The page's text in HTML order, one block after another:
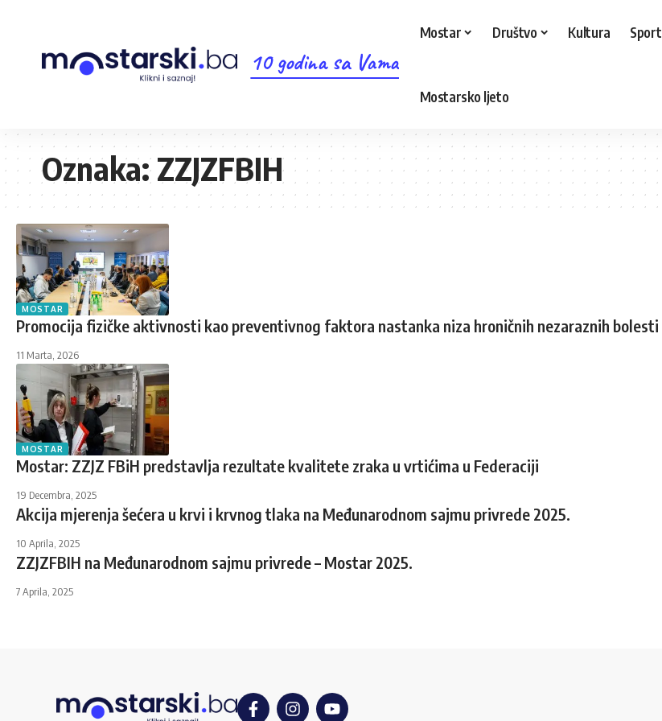
10 godina sa Vama
Mostar Društvo Kultura Sport
Mostarsko ljeto
Oznaka:ZZJZFBIH
MOSTAR
Promocija fizičke aktivnosti kao preventivnog faktora nastanka niza hroničnih nezaraznih bolesti
11 Marta, 2026
MOSTAR
Mostar: ZZJZ FBiH predstavlja rezultate kvalitete zraka u vrtićima u Federaciji
19 Decembra, 2025
Akcija mjerenja šećera u krvi i krvnog tlaka na Međunarodnom sajmu privrede 2025.
10 Aprila, 2025
ZZJZFBIH na Međunarodnom sajmu privrede – Mostar 2025.
7 Aprila, 2025